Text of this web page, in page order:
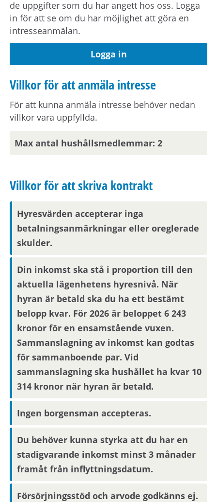
Vid kontraktsskrivning kan du behöva uppvisa
tecknad hemförsäkring för din nya bostad.
Om hyran
Kostnad för hushållsel tillkommer.
Kostnad för varmvatten tillkommer med 83
Kostnad för uppvärmning tillkommer med
kronor/månaden.
Angiven hyra avser 2026 års hyresnivå.
Förmedlingsinformation
Viktig information om visning eller
förmedling kan skickas ut via sms. Uppdatera
dina kontaktuppgifter på Mina sidor.
Om hyresvärden har villkor om antal
hushållsmedlemmar hämtar och behandlar vi
familjeuppgifter om dig, din registrerade
medboende och eventuella barn.
Observera att om inflyttningsdatumet infaller på
en helgdag eller en röd dag sker inflyttning
nästkommande vardag.
Om din anställning inte är i Stockholmsområdet
behöver du visa att din arbetsplats ligger inom
pendlingsavstånd från bostaden.
de uppgifter som du har angett hos oss. Logga
in för att se om du har möjlighet att göra en
intresseanmälan.
Logga in
Villkor för att anmäla intresse
För att kunna anmäla intresse behöver nedan
villkor vara uppfyllda.
Max antal hushållsmedlemmar: 2
Villkor för att skriva kontrakt
Hyresvärden accepterar inga
betalningsanmärkningar eller oreglerade
skulder.
Din inkomst ska stå i proportion till den
aktuella lägenhetens hyresnivå. När
hyran är betald ska du ha ett bestämt
belopp kvar. För 2026 är beloppet 6 243
kronor för en ensamstående vuxen.
Sammanslagning av inkomst kan godtas
för sammanboende par. Vid
sammanslagning ska hushållet ha kvar 10
314 kronor när hyran är betald.
Ingen borgensman accepteras.
Du behöver kunna styrka att du har en
stadigvarande inkomst minst 3 månader
framåt från inflyttningsdatum.
Försörjningsstöd och arvode godkänns ej.